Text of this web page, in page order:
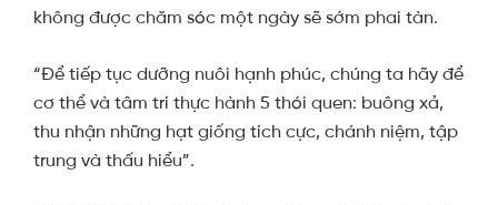
không được chăm sóc một ngày sẽ sớm phai tàn.
“Để tiếp tục dưỡng nuôi hạnh phúc, chúng ta hãy để
cơ thể và tâm trí thực hành 5 thói quen: buông xả,
thu nhận những hạt giống tích cực, chánh niệm, tập
trung và thấu hiểu”.